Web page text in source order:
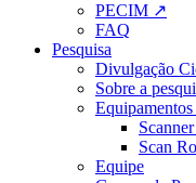
PECIM ↗
FAQ
Pesquisa
Divulgação
Sobre a
Scan
Equipe